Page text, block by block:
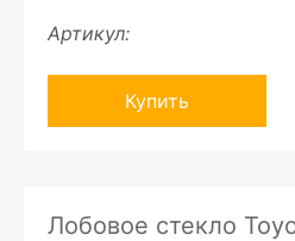
Артикул:
Купить
Лобовое стекло